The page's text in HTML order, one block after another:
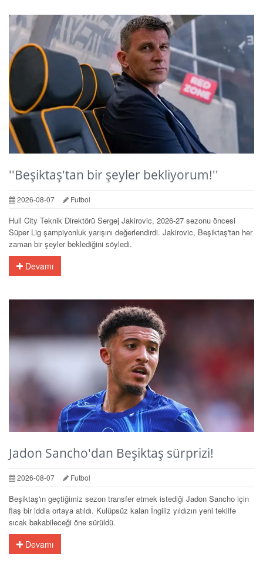
''Beşiktaş'tan bir şeyler bekliyorum!''
2026-08-07 Futbol
Hull City Teknik Direktörü Sergej Jakirovic, 2026-27 sezonu öncesi
Süper Lig şampiyonluk yarışını değerlendirdi. Jakirovic, Beşiktaş'tan her
zaman bir şeyler beklediğini söyledi.
Devamı
Jadon Sancho'dan Beşiktaş sürprizi!
2026-08-07 Futbol
Beşiktaş'ın geçtiğimiz sezon transfer etmek istediği Jadon Sancho için
flaş bir iddia ortaya atıldı. Kulüpsüz kalan İngiliz yıldızın yeni teklife
sıcak bakabileceği öne sürüldü.
Devamı